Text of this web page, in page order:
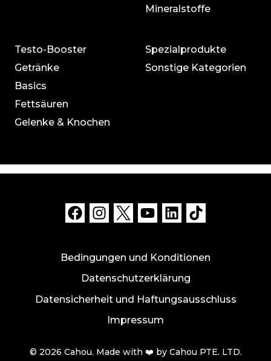
Mineralstoffe
Testo-Booster
Getränke
Basics
Fettsäuren
Gelenke & Knochen
Spezialprodukte
Sonstige Kategorien
Bedingungen und Konditionen
Datenschutzerklärung
Datensicherheit und Haftungsausschluss
Impressum
© 2026 Cahou. Made with ❤️ by Cahou PTE. LTD.